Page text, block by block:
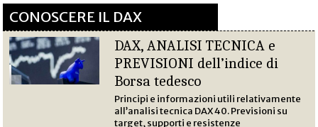
CONOSCERE IL DAX
DAX, ANALISI TECNICA e
PREVISIONI dell’indice di
Borsa tedesco
Principi e informazioni utili relativamente
all’analisi tecnica DAX 40. Previsioni su
target, supporti e resistenze